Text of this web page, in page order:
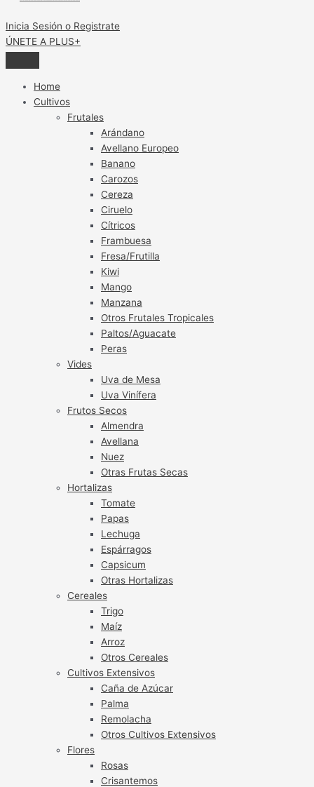
Inicia Sesión o Registrate
ÚNETE A PLUS+
Home
Cultivos
Frutales
Arándano
Avellano Europeo
Banano
Carozos
Cereza
Ciruelo
Cítricos
Frambuesa
Fresa/Frutilla
Kiwi
Mango
Manzana
Otros Frutales Tropicales
Paltos/Aguacate
Peras
Vides
Uva de Mesa
Uva Vinífera
Frutos Secos
Almendra
Avellana
Nuez
Otras Frutas Secas
Hortalizas
Tomate
Papas
Lechuga
Espárragos
Capsicum
Otras Hortalizas
Cereales
Trigo
Maíz
Arroz
Otros Cereales
Cultivos Extensivos
Caña de Azúcar
Palma
Remolacha
Otros Cultivos Extensivos
Flores
Rosas
Crisantemos